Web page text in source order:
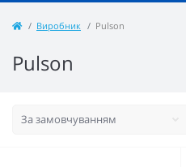
Виробник Pulson
Pulson